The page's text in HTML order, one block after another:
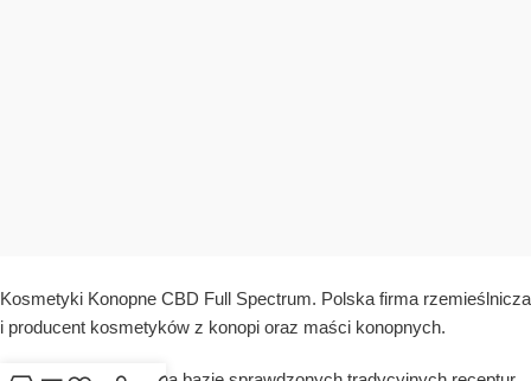
Kosmetyki Konopne CBD Full Spectrum. Polska firma rzemieślnicza
i producent kosmetyków z konopi oraz maści konopnych.